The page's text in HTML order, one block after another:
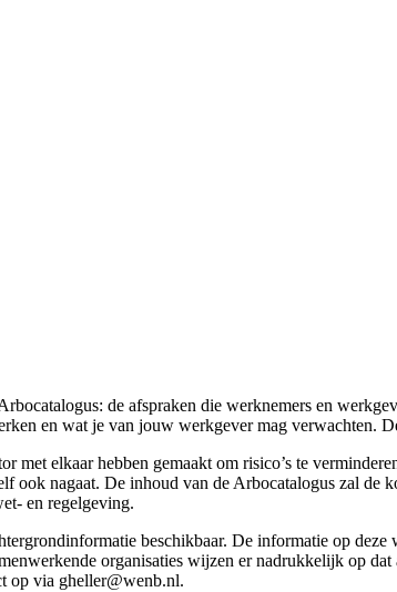
de afspraken die werknemers en
en wat je van jouw werkgever mag verwachten.
met elkaar hebben gemaakt om risico’s te
ook nagaat. De inhoud van de Arbocatalogus zal
en regelgeving.
beschikbaar. De informatie op
organisaties wijzen er nadrukkelijk op
op via gheller@wenb.nl.